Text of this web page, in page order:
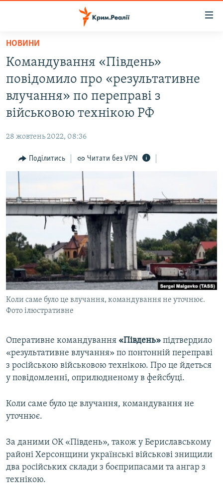
Перейти
основного
матеріалу
до
основної
Перейти
пошуку
ВОДА.КРИМ
ПОЛІТИКА
ІНТЕРВ'Ю
ВСЕ ЗА ДЕНЬ
СПЕЦПРОЕКТИ
ДЕПОРТАЦІЯ
ВІДЕОУРОКИ «ELIFBE»
СВІДЧЕННЯ ОКУПАЦІЇ
УКРАЇНСЬКА ПРОБЛЕМА КРИМУ
ІНФОГРАФІКА
ЯК ОБІЙТИ БЛОКУВАННЯ
Русский
Qırımtatar
ДОЛУЧАЙСЯ!
НОВИНИ
Командування «Південь»
повідомило про «результативне
влучання» по переправі з
військовою технікою РФ
28 жовтень 2022, 08:36
Поділитись Читати без VPN
Коли саме було це влучання, командування не уточнює.
Фото ілюстративне
Оперативне командування «Південь» підтвердило
«результативне влучання» по понтонній переправі
з російською військовою технікою. Про це йдеться
у повідомленні, оприлюдненому в фейсбуці.
Коли саме було це влучання, командування не
уточнює.
За даними ОК «Південь», також у Бериславському
районі Херсонщини українські військові знищили
два російських склади з боєприпасами та ангар з
технікою.